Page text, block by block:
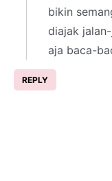
bikin
diajak
aja baca-
REPLY